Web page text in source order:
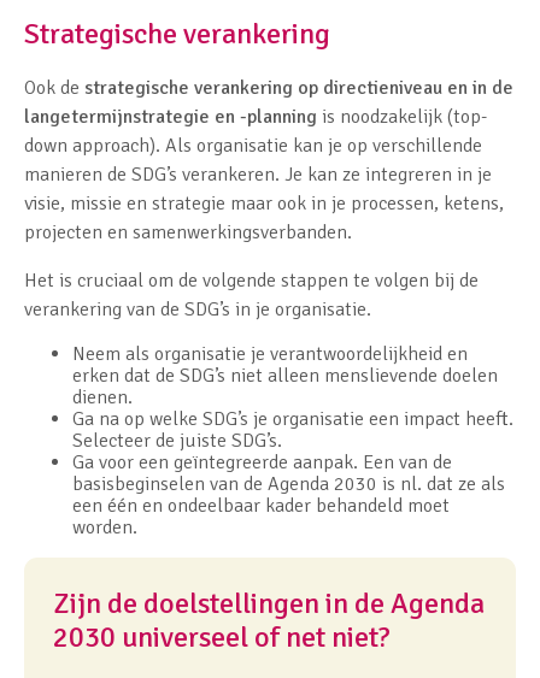
Strategische verankering
Ook de strategische verankering op directieniveau en in de
langetermijnstrategie en -planning is noodzakelijk (top-
down approach). Als organisatie kan je op verschillende
manieren de SDG’s verankeren. Je kan ze integreren in je
visie, missie en strategie maar ook in je processen, ketens,
projecten en samenwerkingsverbanden.
Het is cruciaal om de volgende stappen te volgen bij de
verankering van de SDG’s in je organisatie.
Neem als organisatie je verantwoordelijkheid en
erken dat de SDG’s niet alleen menslievende doelen
dienen.
Ga na op welke SDG’s je organisatie een impact heeft.
Selecteer de juiste SDG’s.
Ga voor een geïntegreerde aanpak. Een van de
basisbeginselen van de Agenda 2030 is nl. dat ze als
een één en ondeelbaar kader behandeld moet
worden.
Zijn de doelstellingen in de Agenda
2030 universeel of net niet?